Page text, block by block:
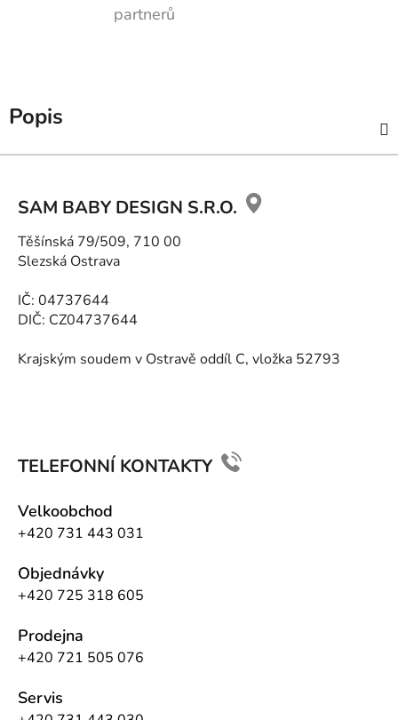
partnerů
Popis
SAM BABY DESIGN S.R.O.
Těšínská 79/509, 710 00
Slezská Ostrava
IČ: 04737644
DIČ: CZ04737644
Krajským soudem v Ostravě oddíl C, vložka 52793
TELEFONNÍ KONTAKTY
Velkoobchod
+420 731 443 031
Objednávky
+420 725 318 605
Prodejna
+420 721 505 076
Servis